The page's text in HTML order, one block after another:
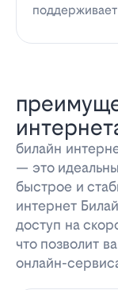
билайн
— это
быстрое и
интернет
доступ на
что позволит
онлайн-